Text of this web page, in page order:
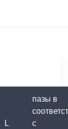
L
пазы в
с